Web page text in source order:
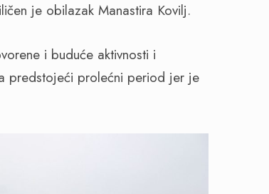
je obilazak Manastira Kovilj.
i buduće aktivnosti i
predstojeći prolećni period jer je